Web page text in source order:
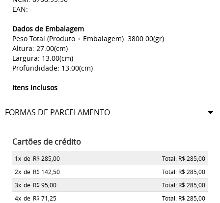
EAN:
Dados de Embalagem
Peso Total (Produto + Embalagem): 3800.00(gr)
Altura: 27.00(cm)
Largura: 13.00(cm)
Profundidade: 13.00(cm)
Itens Inclusos
FORMAS DE PARCELAMENTO
Cartões de crédito
1x de R$ 285,00
Total: R$ 285,00
2x de R$ 142,50
Total: R$ 285,00
3x de R$ 95,00
Total: R$ 285,00
4x de R$ 71,25
Total: R$ 285,00